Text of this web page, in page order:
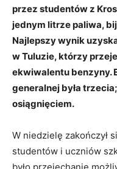
przez studentów z
jednym litrze paliwa,
Najlepszy wynik
w Tuluzie, którzy
ekwiwalentu benzyny.
generalnej była
osiągnięciem.
W niedzielę zakończył
studentów i uczniów